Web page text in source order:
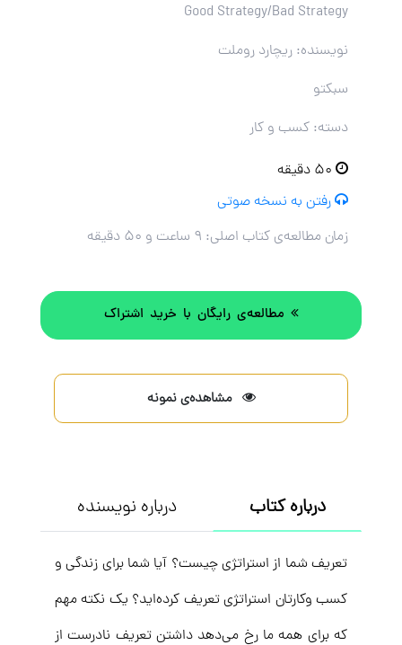
Good Strategy/Bad Strategy
نویسنده: ریچارد روملت
سبکتو
دسته: کسب و کار
رفتن به نسخه صوتی
زمان مطالعه‌ی کتاب اصلی: ۹ ساعت و ۵۰ دقیقه
مطالعه‌ی رایگان با خرید اشتراک
مشاهده‌ی نمونه
درباره کتاب درباره نویسنده
تعریف شما از استراتژی چیست؟ آیا شما برای زندگی و
کسب وکارتان استراتژی تعریف کرده‌اید؟ یک نکته مهم
که برای همه ما رخ می‌دهد داشتن تعریف نادرست از